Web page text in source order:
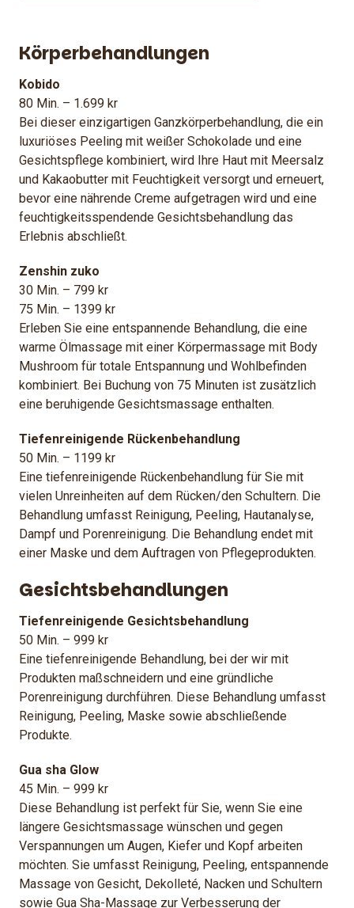
Körperbehandlungen
Kobido
80 Min. – 1.699 kr
Bei dieser einzigartigen Ganzkörperbehandlung, die ein
luxuriöses Peeling mit weißer Schokolade und eine
Gesichtspflege kombiniert, wird Ihre Haut mit Meersalz
und Kakaobutter mit Feuchtigkeit versorgt und erneuert,
bevor eine nährende Creme aufgetragen wird und eine
feuchtigkeitsspendende Gesichtsbehandlung das
Erlebnis abschließt.
Zenshin zuko
30 Min. – 799 kr
75 Min. – 1399 kr
Erleben Sie eine entspannende Behandlung, die eine
warme Ölmassage mit einer Körpermassage mit Body
Mushroom für totale Entspannung und Wohlbefinden
kombiniert. Bei Buchung von 75 Minuten ist zusätzlich
eine beruhigende Gesichtsmassage enthalten.
Tiefenreinigende Rückenbehandlung
50 Min. – 1199 kr
Eine tiefenreinigende Rückenbehandlung für Sie mit
vielen Unreinheiten auf dem Rücken/den Schultern. Die
Behandlung umfasst Reinigung, Peeling, Hautanalyse,
Dampf und Porenreinigung. Die Behandlung endet mit
einer Maske und dem Auftragen von Pflegeprodukten.
Gesichtsbehandlungen
Tiefenreinigende Gesichtsbehandlung
50 Min. – 999 kr
Eine tiefenreinigende Behandlung, bei der wir mit
Produkten maßschneidern und eine gründliche
Porenreinigung durchführen. Diese Behandlung umfasst
Reinigung, Peeling, Maske sowie abschließende
Produkte.
Gua sha Glow
45 Min. – 999 kr
Diese Behandlung ist perfekt für Sie, wenn Sie eine
längere Gesichtsmassage wünschen und gegen
Verspannungen um Augen, Kiefer und Kopf arbeiten
möchten. Sie umfasst Reinigung, Peeling, entspannende
Massage von Gesicht, Dekolleté, Nacken und Schultern
sowie Gua Sha-Massage zur Verbesserung der